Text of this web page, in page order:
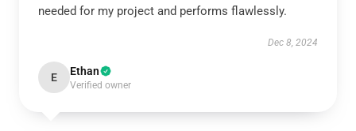
needed for my project and performs flawlessly.
Dec 8, 2024
E Ethan
Verified owner